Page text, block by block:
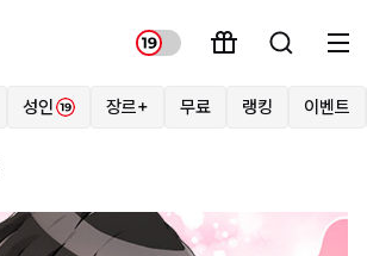
성인 장르+ 무료 랭킹 이벤트